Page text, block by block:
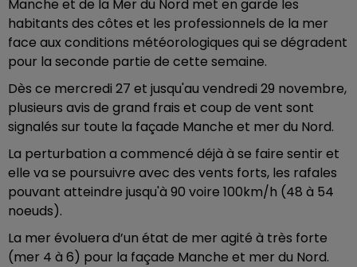
Manche et de la Mer du Nord met en garde les
habitants des côtes et les professionnels de la mer
face aux conditions météorologiques qui se dégradent
pour la seconde partie de cette semaine.
Dès ce mercredi 27 et jusqu'au vendredi 29 novembre,
plusieurs avis de grand frais et coup de vent sont
signalés sur toute la façade Manche et mer du Nord.
La perturbation a commencé déjà à se faire sentir et
elle va se poursuivre avec des vents forts, les rafales
pouvant atteindre jusqu'à 90 voire 100km/h (48 à 54
noeuds).
La mer évoluera d’un état de mer agité à très forte
(mer 4 à 6) pour la façade Manche et mer du Nord.